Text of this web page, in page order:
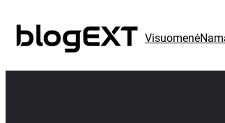
prie
turinio
Visuomenė